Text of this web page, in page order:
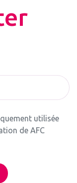
utilisée
de AFC